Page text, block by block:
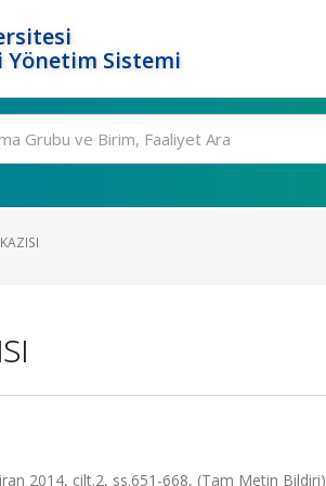
Yönetim Sistemi
2014, cilt.2, ss.651-668, (Tam Metin Bildiri)